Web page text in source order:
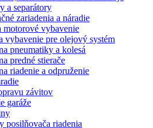
a separátory
zariadenia a náradie
motorové vybavenie
vybavenie pre olejový systém
pneumatiky a kolesá
predné stierače
riadenie a odpruženie
závitov
garáže
posilňovača riadenia